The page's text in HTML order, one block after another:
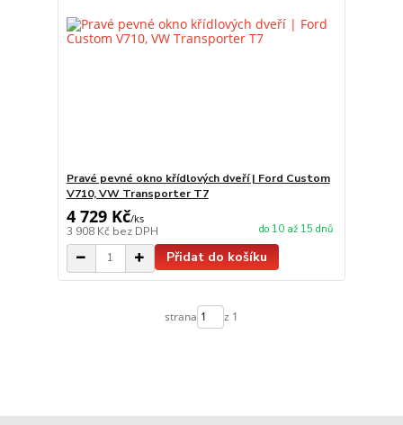
Pravé pevné okno křídlových dveří | Ford Custom
V710, VW Transporter T7
4 729 Kč/ks
3 908 Kč bez DPH do 10 až 15 dnů
Přidat do košíku
strana z 1